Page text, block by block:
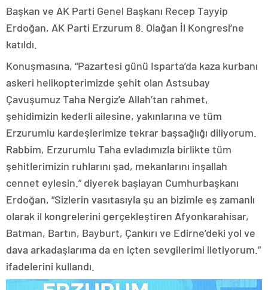
Başkan ve AK Parti Genel Başkanı Recep Tayyip
Erdoğan, AK Parti Erzurum 8. Olağan İl Kongresi’ne
katıldı.
Konuşmasına, “Pazartesi günü Isparta’da kaza kurbanı
askeri helikopterimizde şehit olan Astsubay
Çavuşumuz Taha Nergiz’e Allah’tan rahmet,
şehidimizin kederli ailesine, yakınlarına ve tüm
Erzurumlu kardeşlerimize tekrar başsağlığı diliyorum.
Rabbim, Erzurumlu Taha evladımızla birlikte tüm
şehitlerimizin ruhlarını şad, mekanlarını inşallah
cennet eylesin.” diyerek başlayan Cumhurbaşkanı
Erdoğan, “Sizlerin vasıtasıyla şu an bizimle eş zamanlı
olarak il kongrelerini gerçekleştiren Afyonkarahisar,
Batman, Bartın, Bayburt, Çankırı ve Edirne’deki yol ve
dava arkadaşlarıma da en içten sevgilerimi iletiyorum.”
ifadelerini kullandı.